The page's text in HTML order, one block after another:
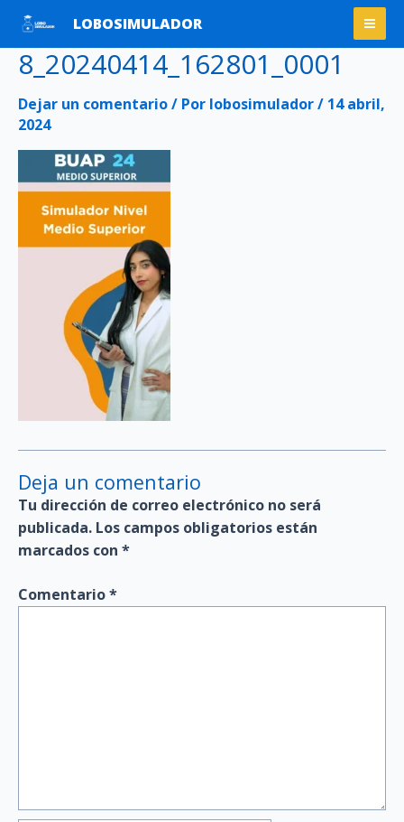
contenido
LOBOSIMULADOR
8_20240414_162801_0001
Dejar un comentario/ Por lobosimulador/ 14 abril,
2024
Deja un comentario
Tu dirección de correo electrónico no será
publicada. Los campos obligatorios están
marcados con *
Comentario*